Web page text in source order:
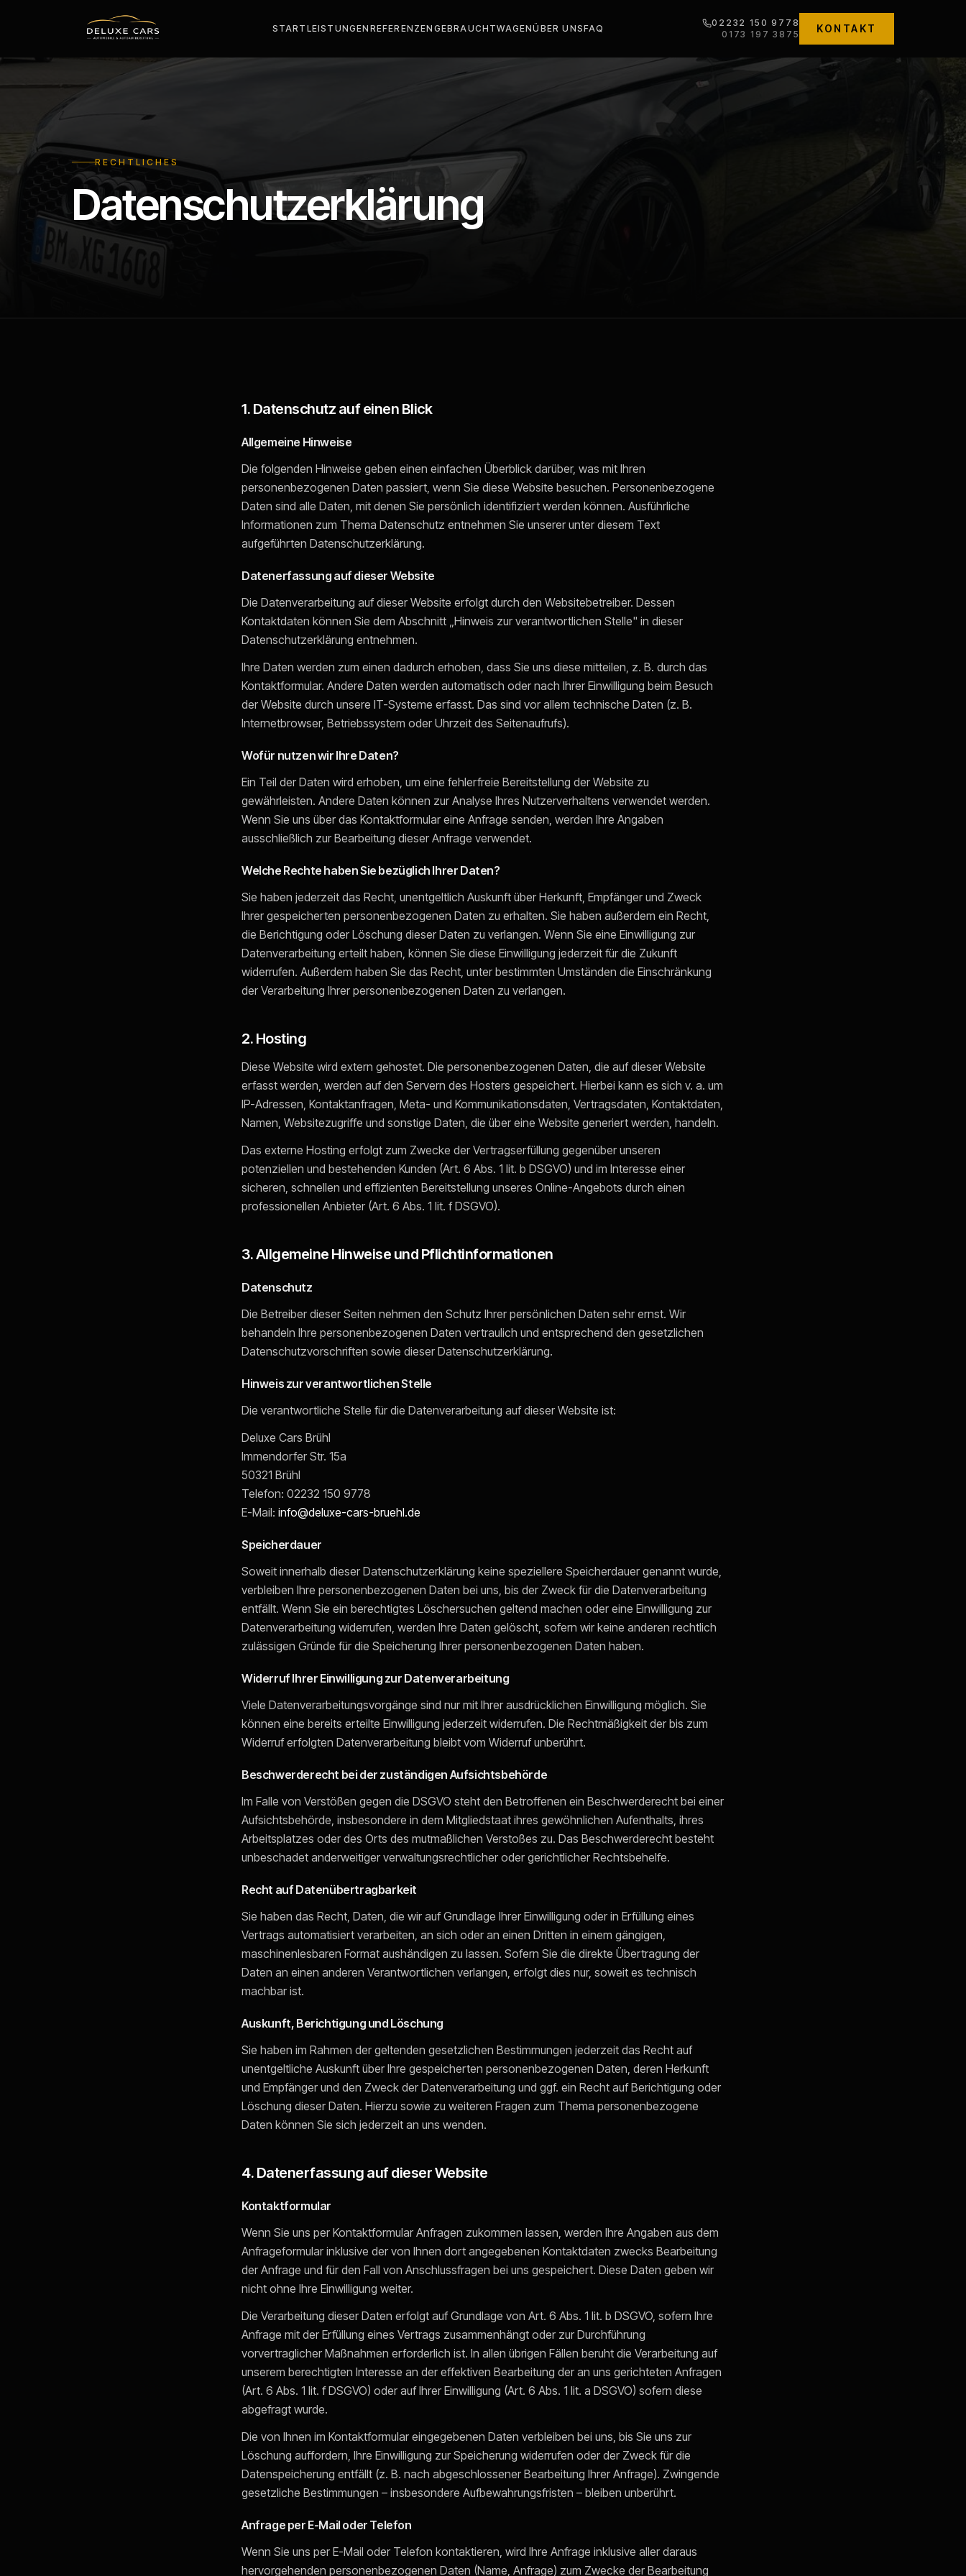
START LEISTUNGEN REFERENZEN GEBRAUCHTWAGENÜBER UNSFAQ
02232 150 9778
0173 197 3875
KONTAKT
RECHTLICHES
Datenschutzerklärung
1. Datenschutz auf einen Blick
Allgemeine Hinweise
Die folgenden Hinweise geben einen einfachen Überblick darüber, was mit Ihren
personenbezogenen Daten passiert, wenn Sie diese Website besuchen. Personenbezogene
Daten sind alle Daten, mit denen Sie persönlich identifiziert werden können. Ausführliche
Informationen zum Thema Datenschutz entnehmen Sie unserer unter diesem Text
aufgeführten Datenschutzerklärung.
Datenerfassung auf dieser Website
Die Datenverarbeitung auf dieser Website erfolgt durch den Websitebetreiber. Dessen
Kontaktdaten können Sie dem Abschnitt „Hinweis zur verantwortlichen Stelle" in dieser
Datenschutzerklärung entnehmen.
Ihre Daten werden zum einen dadurch erhoben, dass Sie uns diese mitteilen, z. B. durch das
Kontaktformular. Andere Daten werden automatisch oder nach Ihrer Einwilligung beim Besuch
der Website durch unsere IT-Systeme erfasst. Das sind vor allem technische Daten (z. B.
Internetbrowser, Betriebssystem oder Uhrzeit des Seitenaufrufs).
Wofür nutzen wir Ihre Daten?
Ein Teil der Daten wird erhoben, um eine fehlerfreie Bereitstellung der Website zu
gewährleisten. Andere Daten können zur Analyse Ihres Nutzerverhaltens verwendet werden.
Wenn Sie uns über das Kontaktformular eine Anfrage senden, werden Ihre Angaben
ausschließlich zur Bearbeitung dieser Anfrage verwendet.
Welche Rechte haben Sie bezüglich Ihrer Daten?
Sie haben jederzeit das Recht, unentgeltlich Auskunft über Herkunft, Empfänger und Zweck
Ihrer gespeicherten personenbezogenen Daten zu erhalten. Sie haben außerdem ein Recht,
die Berichtigung oder Löschung dieser Daten zu verlangen. Wenn Sie eine Einwilligung zur
Datenverarbeitung erteilt haben, können Sie diese Einwilligung jederzeit für die Zukunft
widerrufen. Außerdem haben Sie das Recht, unter bestimmten Umständen die Einschränkung
der Verarbeitung Ihrer personenbezogenen Daten zu verlangen.
2. Hosting
Diese Website wird extern gehostet. Die personenbezogenen Daten, die auf dieser Website
erfasst werden, werden auf den Servern des Hosters gespeichert. Hierbei kann es sich v. a. um
IP-Adressen, Kontaktanfragen, Meta- und Kommunikationsdaten, Vertragsdaten, Kontaktdaten,
Namen, Websitezugriffe und sonstige Daten, die über eine Website generiert werden, handeln.
Das externe Hosting erfolgt zum Zwecke der Vertragserfüllung gegenüber unseren
potenziellen und bestehenden Kunden (Art. 6 Abs. 1 lit. b DSGVO) und im Interesse einer
sicheren, schnellen und effizienten Bereitstellung unseres Online-Angebots durch einen
professionellen Anbieter (Art. 6 Abs. 1 lit. f DSGVO).
3. Allgemeine Hinweise und Pflichtinformationen
Datenschutz
Die Betreiber dieser Seiten nehmen den Schutz Ihrer persönlichen Daten sehr ernst. Wir
behandeln Ihre personenbezogenen Daten vertraulich und entsprechend den gesetzlichen
Datenschutzvorschriften sowie dieser Datenschutzerklärung.
Hinweis zur verantwortlichen Stelle
Die verantwortliche Stelle für die Datenverarbeitung auf dieser Website ist:
Deluxe Cars Brühl
Immendorfer Str. 15a
50321 Brühl
Telefon: 02232 150 9778
E-Mail: info@deluxe-cars-bruehl.de
Speicherdauer
Soweit innerhalb dieser Datenschutzerklärung keine speziellere Speicherdauer genannt wurde,
verbleiben Ihre personenbezogenen Daten bei uns, bis der Zweck für die Datenverarbeitung
entfällt. Wenn Sie ein berechtigtes Löschersuchen geltend machen oder eine Einwilligung zur
Datenverarbeitung widerrufen, werden Ihre Daten gelöscht, sofern wir keine anderen rechtlich
zulässigen Gründe für die Speicherung Ihrer personenbezogenen Daten haben.
Widerruf Ihrer Einwilligung zur Datenverarbeitung
Viele Datenverarbeitungsvorgänge sind nur mit Ihrer ausdrücklichen Einwilligung möglich. Sie
können eine bereits erteilte Einwilligung jederzeit widerrufen. Die Rechtmäßigkeit der bis zum
Widerruf erfolgten Datenverarbeitung bleibt vom Widerruf unberührt.
Beschwerderecht bei der zuständigen Aufsichtsbehörde
Im Falle von Verstößen gegen die DSGVO steht den Betroffenen ein Beschwerderecht bei einer
Aufsichtsbehörde, insbesondere in dem Mitgliedstaat ihres gewöhnlichen Aufenthalts, ihres
Arbeitsplatzes oder des Orts des mutmaßlichen Verstoßes zu. Das Beschwerderecht besteht
unbeschadet anderweitiger verwaltungsrechtlicher oder gerichtlicher Rechtsbehelfe.
Recht auf Datenübertragbarkeit
Sie haben das Recht, Daten, die wir auf Grundlage Ihrer Einwilligung oder in Erfüllung eines
Vertrags automatisiert verarbeiten, an sich oder an einen Dritten in einem gängigen,
maschinenlesbaren Format aushändigen zu lassen. Sofern Sie die direkte Übertragung der
Daten an einen anderen Verantwortlichen verlangen, erfolgt dies nur, soweit es technisch
machbar ist.
Auskunft, Berichtigung und Löschung
Sie haben im Rahmen der geltenden gesetzlichen Bestimmungen jederzeit das Recht auf
unentgeltliche Auskunft über Ihre gespeicherten personenbezogenen Daten, deren Herkunft
und Empfänger und den Zweck der Datenverarbeitung und ggf. ein Recht auf Berichtigung oder
Löschung dieser Daten. Hierzu sowie zu weiteren Fragen zum Thema personenbezogene
Daten können Sie sich jederzeit an uns wenden.
4. Datenerfassung auf dieser Website
Kontaktformular
Wenn Sie uns per Kontaktformular Anfragen zukommen lassen, werden Ihre Angaben aus dem
Anfrageformular inklusive der von Ihnen dort angegebenen Kontaktdaten zwecks Bearbeitung
der Anfrage und für den Fall von Anschlussfragen bei uns gespeichert. Diese Daten geben wir
nicht ohne Ihre Einwilligung weiter.
Die Verarbeitung dieser Daten erfolgt auf Grundlage von Art. 6 Abs. 1 lit. b DSGVO, sofern Ihre
Anfrage mit der Erfüllung eines Vertrags zusammenhängt oder zur Durchführung
vorvertraglicher Maßnahmen erforderlich ist. In allen übrigen Fällen beruht die Verarbeitung auf
unserem berechtigten Interesse an der effektiven Bearbeitung der an uns gerichteten Anfragen
(Art. 6 Abs. 1 lit. f DSGVO) oder auf Ihrer Einwilligung (Art. 6 Abs. 1 lit. a DSGVO) sofern diese
abgefragt wurde.
Die von Ihnen im Kontaktformular eingegebenen Daten verbleiben bei uns, bis Sie uns zur
Löschung auffordern, Ihre Einwilligung zur Speicherung widerrufen oder der Zweck für die
Datenspeicherung entfällt (z. B. nach abgeschlossener Bearbeitung Ihrer Anfrage). Zwingende
gesetzliche Bestimmungen – insbesondere Aufbewahrungsfristen – bleiben unberührt.
Anfrage per E-Mail oder Telefon
Wenn Sie uns per E-Mail oder Telefon kontaktieren, wird Ihre Anfrage inklusive aller daraus
hervorgehenden personenbezogenen Daten (Name, Anfrage) zum Zwecke der Bearbeitung